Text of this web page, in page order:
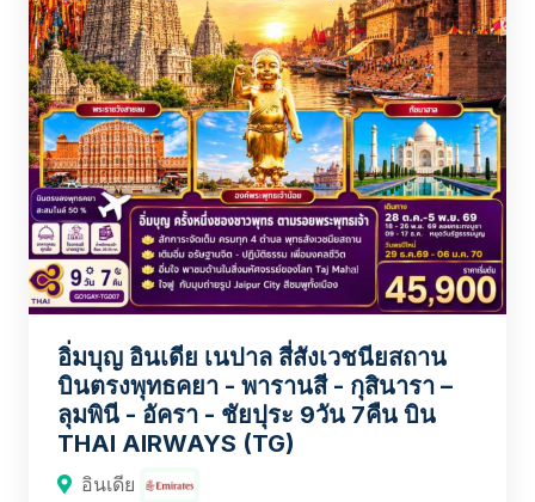
อิ่มบุญ อินเดีย เนปาล สี่สังเวชนียสถาน
บินตรงพุทธคยา - พารานสี - กุสินารา –
ลุมพินี - อัครา - ชัยปุระ 9วัน 7คืน บิน
THAI AIRWAYS (TG)
อินเดีย